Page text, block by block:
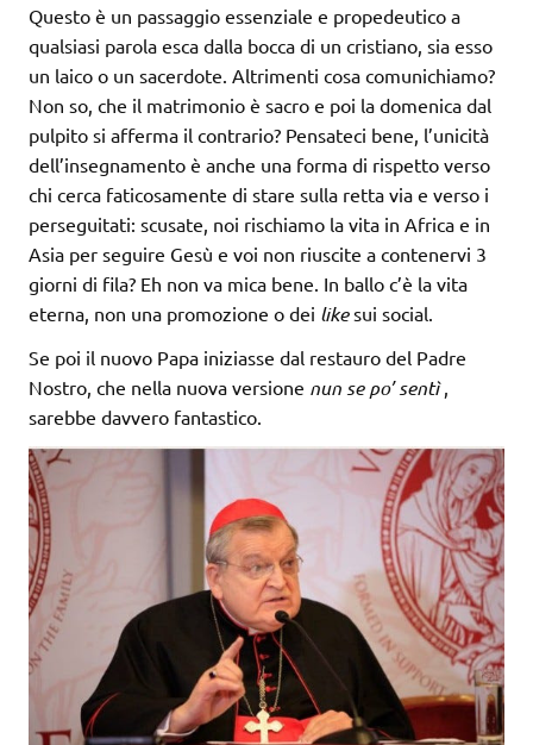
Questo è un passaggio essenziale e propedeutico a
qualsiasi parola esca dalla bocca di un cristiano, sia esso
un laico o un sacerdote. Altrimenti cosa comunichiamo?
Non so, che il matrimonio è sacro e poi la domenica dal
pulpito si afferma il contrario? Pensateci bene, l’unicità
dell’insegnamento è anche una forma di rispetto verso
chi cerca faticosamente di stare sulla retta via e verso i
perseguitati: scusate, noi rischiamo la vita in Africa e in
Asia per seguire Gesù e voi non riuscite a contenervi 3
giorni di fila? Eh non va mica bene. In ballo c’è la vita
eterna, non una promozione o dei likesui social.
Se poi il nuovo Papa iniziasse dal restauro del Padre
Nostro, che nella nuova versione nun se po’ sentì,
sarebbe davvero fantastico.